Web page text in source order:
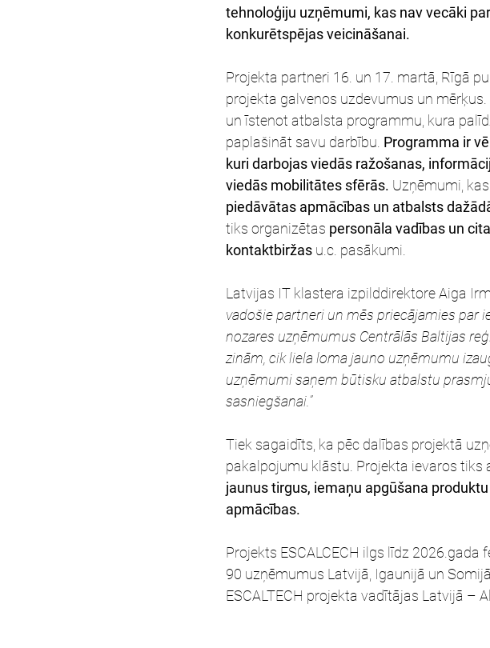
tehnoloģiju uzņēmumi, kas nav vecāki
konkurētspējas veicināšanai.
Projekta partneri 16. un 17. martā, Rīgā
projekta galvenos uzdevumus un
un īstenot atbalsta programmu, kura
paplašināt savu darbību. Programma ir
kuri darbojas viedās ražošanas,
viedās mobilitātes sfērās. Uzņēmumi,
piedāvātas apmācības un atbalsts
tiks organizētas personāla vadības un
kontaktbiržas u.c. pasākumi.
Latvijas IT klastera izpilddirektore Aiga
vadošie partneri un mēs priecājamies par
nozares uzņēmumus Centrālās Baltijas
zinām, cik liela loma jauno uzņēmumu
uzņēmumi saņem būtisku atbalstu
sasniegšanai.”
Tiek sagaidīts, ka pēc dalības projektā
pakalpojumu klāstu. Projekta ievaros
jaunus tirgus, iemaņu apgūšana
apmācības.
Projekts ESCALCECH ilgs līdz
90 uzņēmumus Latvijā, Igaunijā un
ESCALTECH projekta vadītājas Latvijā –